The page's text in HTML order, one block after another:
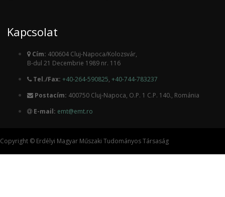
Kapcsolat
Cím: 400604 Cluj-Napoca/Kolozsvár,
B-dul 21 Decembrie 1989 nr. 116
Tel./Fax: +40-264-590825, +40-744-783237
Postacím: 400750 Cluj-Napoca, O.P. 1 C.P. 140., Románia
E-mail: emt@emt.ro
Copyright © Erdélyi Magyar Műszaki Tudományos Társaság